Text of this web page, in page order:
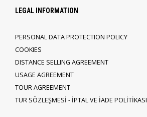
LEGAL INFORMATION
PERSONAL DATA PROTECTION POLICY
COOKIES
DISTANCE SELLING AGREEMENT
USAGE AGREEMENT
TOUR AGREEMENT
TUR SÖZLEŞMESİ - İPTAL VE İADE POLİTİKASI